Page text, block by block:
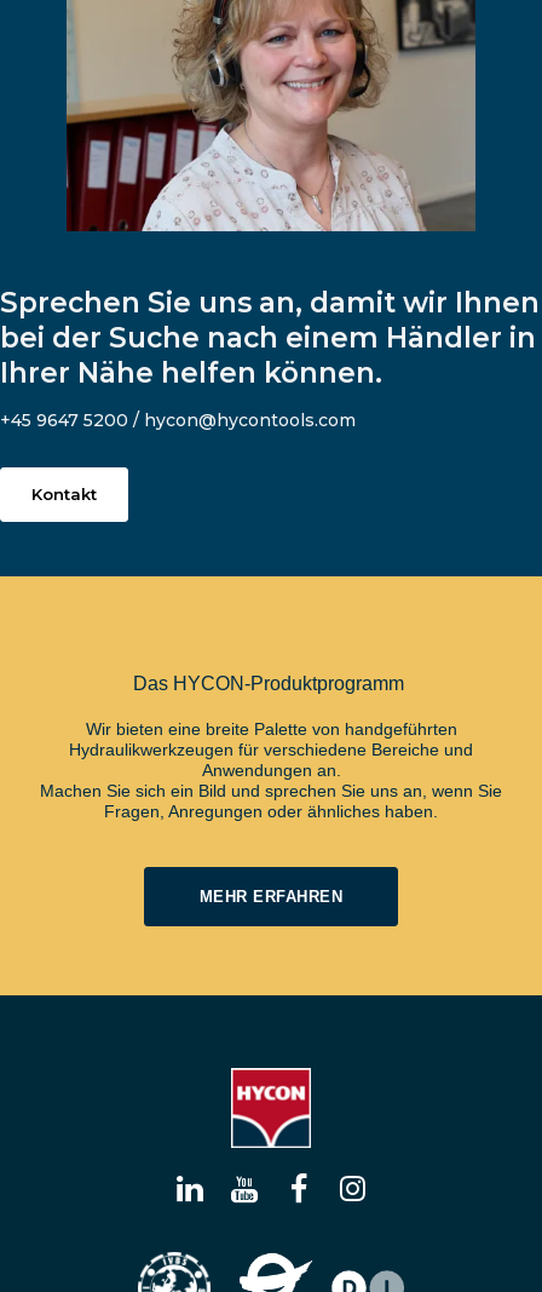
Sprechen Sie uns an, damit wir Ihnen
bei der Suche nach einem Händler in
Ihrer Nähe helfen können.
+45 9647 5200 / hycon@hycontools.com
Kontakt
Das HYCON-Produktprogramm
Wir bieten eine breite Palette von handgeführten
Hydraulikwerkzeugen für verschiedene Bereiche und
Anwendungen an.
Machen Sie sich ein Bild und sprechen Sie uns an, wenn Sie
Fragen, Anregungen oder ähnliches haben.
MEHR ERFAHREN